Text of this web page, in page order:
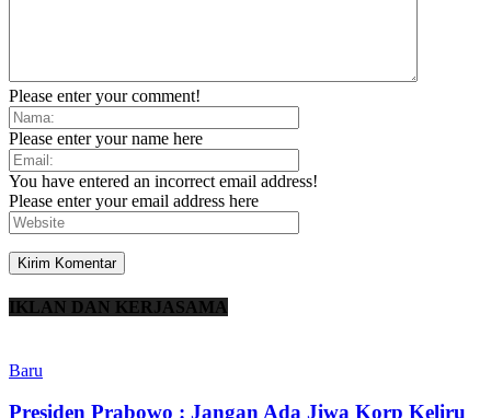
Please enter your comment!
Please enter your name here
You have entered an incorrect email address!
Please enter your email address here
IKLAN DAN KERJASAMA
Baru
Presiden Prabowo : Jangan Ada Jiwa Korp Keliru